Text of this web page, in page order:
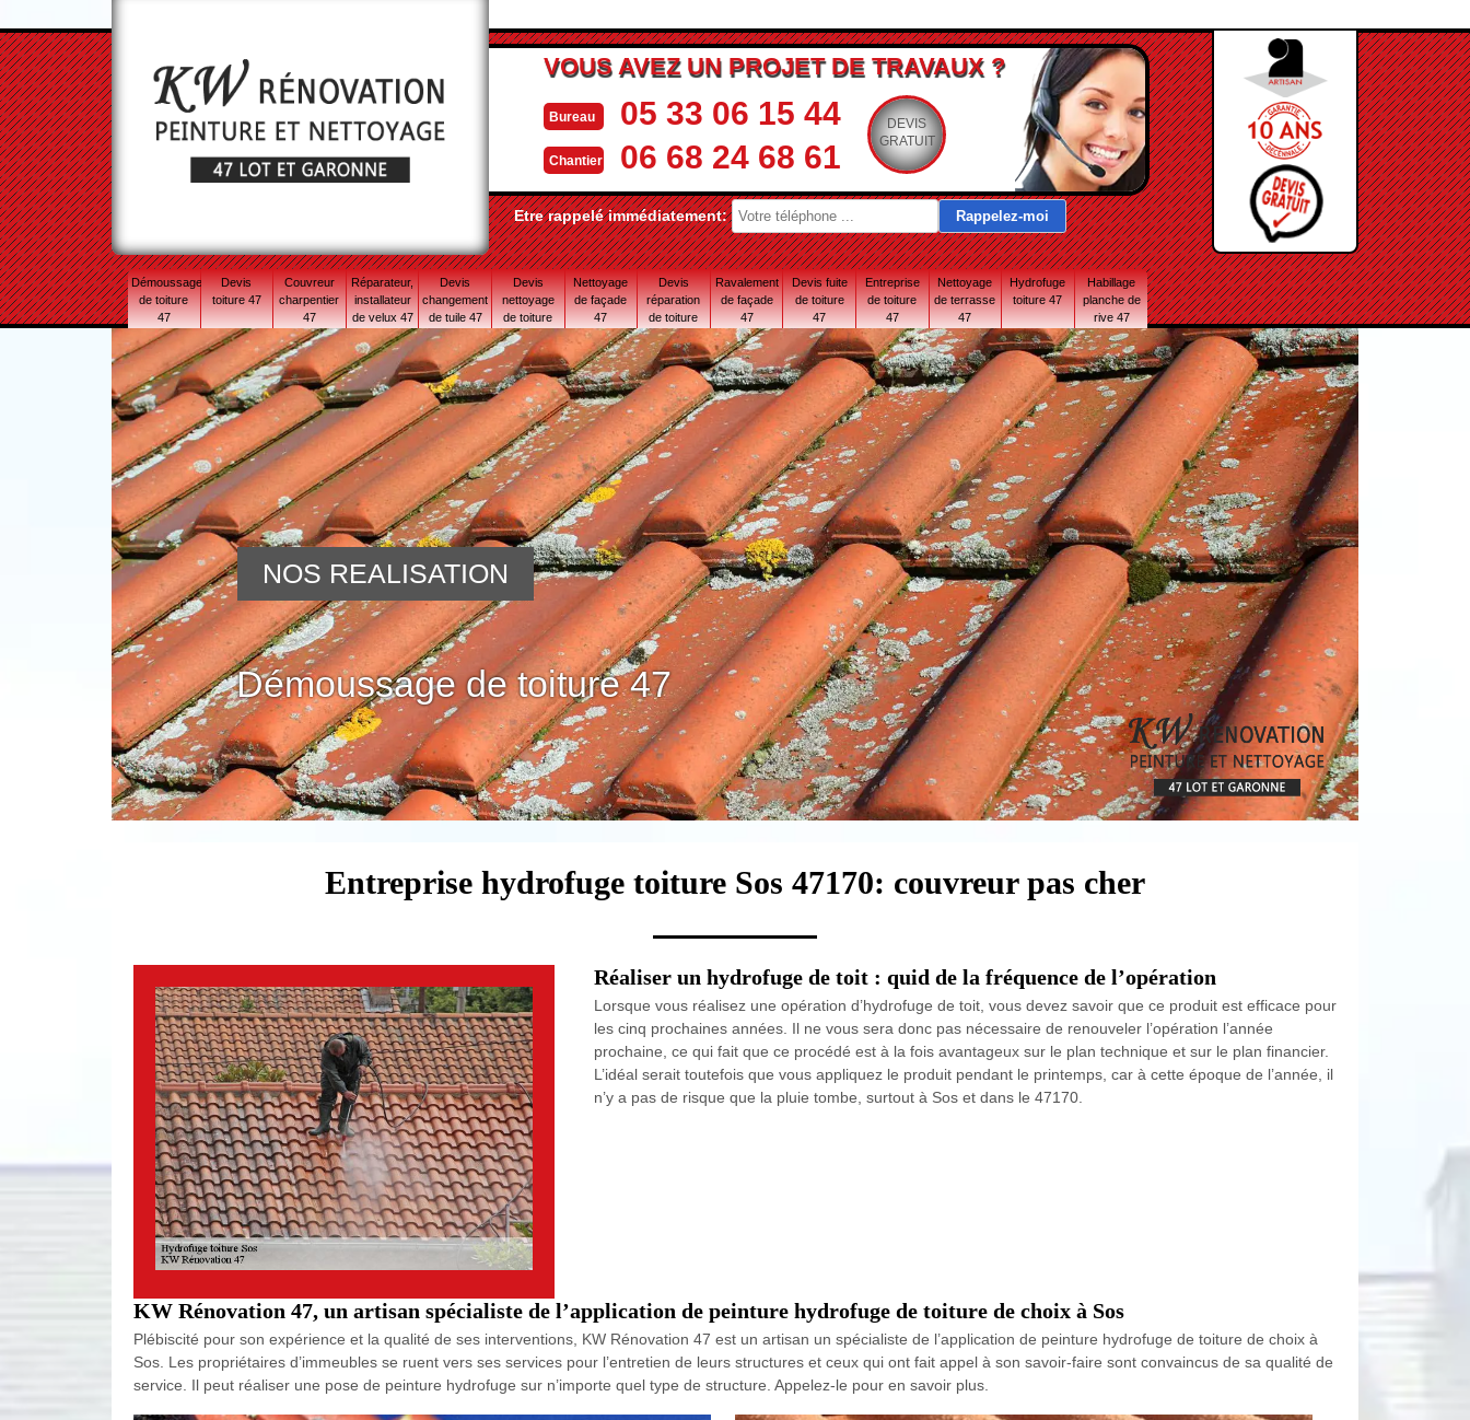
VOUS AVEZ UN PROJET DE TRAVAUX ?
Bureau 05 33 06 15 44
Chantier 06 68 24 68 61
DEVIS
GRATUIT
Etre rappelé immédiatement:
Démoussage
de toiture
47
Devis
toiture 47
Couvreur
charpentier
47
Réparateur,
installateur
de velux 47
Devis
changement
de tuile 47
Devis
nettoyage
de toiture
47
Nettoyage
de façade
47
Devis
réparation
de toiture
47 Lot-et-
Garonne
Ravalement
de façade
47
Devis fuite
de toiture
47
Entreprise
de toiture
47
Nettoyage
de terrasse
47
Hydrofuge
toiture 47
Habillage
planche de
rive 47
Démoussage de toiture 47
NOS REALISATION
Entreprise hydrofuge toiture Sos 47170: couvreur pas cher
Réaliser un hydrofuge de toit : quid de la fréquence de l’opération
Lorsque vous réalisez une opération d’hydrofuge de toit, vous devez savoir que ce produit est efficace pour
les cinq prochaines années. Il ne vous sera donc pas nécessaire de renouveler l’opération l’année
prochaine, ce qui fait que ce procédé est à la fois avantageux sur le plan technique et sur le plan financier.
L’idéal serait toutefois que vous appliquez le produit pendant le printemps, car à cette époque de l’année, il
n’y a pas de risque que la pluie tombe, surtout à Sos et dans le 47170.
KW Rénovation 47, un artisan spécialiste de l’application de peinture hydrofuge de toiture de choix à Sos
Plébiscité pour son expérience et la qualité de ses interventions, KW Rénovation 47 est un artisan un spécialiste de l’application de peinture hydrofuge de toiture de choix à
Sos. Les propriétaires d’immeubles se ruent vers ses services pour l’entretien de leurs structures et ceux qui ont fait appel à son savoir-faire sont convaincus de sa qualité de
service. Il peut réaliser une pose de peinture hydrofuge sur n’importe quel type de structure. Appelez-le pour en savoir plus.